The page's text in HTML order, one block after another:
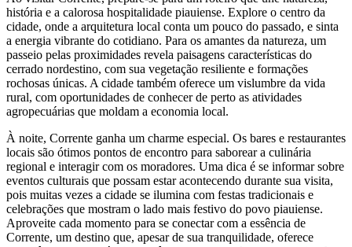
história e a calorosa hospitalidade piauiense. Explore o centro da
cidade, onde a arquitetura local conta um pouco do passado, e sinta
a energia vibrante do cotidiano. Para os amantes da natureza, um
passeio pelas proximidades revela paisagens características do
cerrado nordestino, com sua vegetação resiliente e formações
rochosas únicas. A cidade também oferece um vislumbre da vida
rural, com oportunidades de conhecer de perto as atividades
agropecuárias que moldam a economia local.
À noite, Corrente ganha um charme especial. Os bares e restaurantes
locais são ótimos pontos de encontro para saborear a culinária
regional e interagir com os moradores. Uma dica é se informar sobre
eventos culturais que possam estar acontecendo durante sua visita,
pois muitas vezes a cidade se ilumina com festas tradicionais e
celebrações que mostram o lado mais festivo do povo piauiense.
Aproveite cada momento para se conectar com a essência de
Corrente, um destino que, apesar de sua tranquilidade, oferece